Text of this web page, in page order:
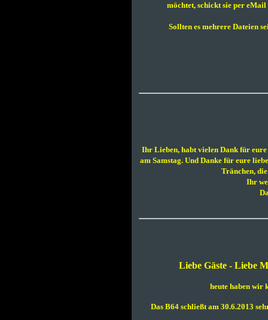
möchtet, schickt sie per
Sollten es mehrere Dateien
Ihr Lieben, habt vielen Dank für
am Samstag. Und Danke für eure
Tränchen,
Ihr
Liebe Gäste - Liebe
heute haben wir
Das B64 schließt am 30.6.2013